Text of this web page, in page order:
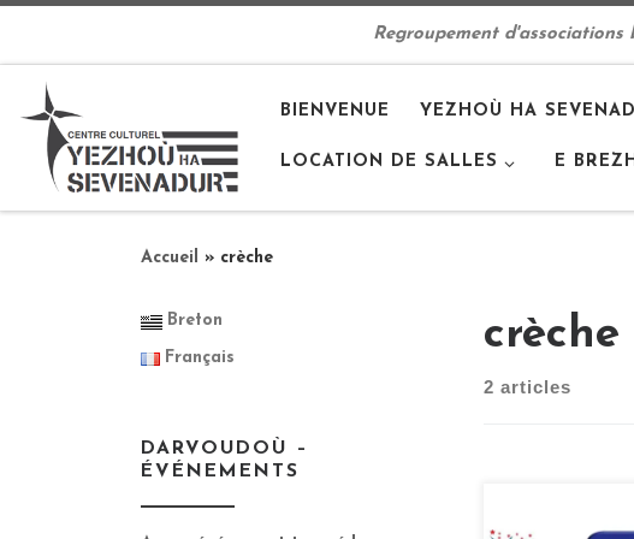
Regroupement
BIENVENUE YEZHOÙ HA
LOCATION DE SALLES E
Accueil » crèche
crèche
2 articles
Breton
Français
DARVOUDOÙ –
ÉVÉNEMENTS